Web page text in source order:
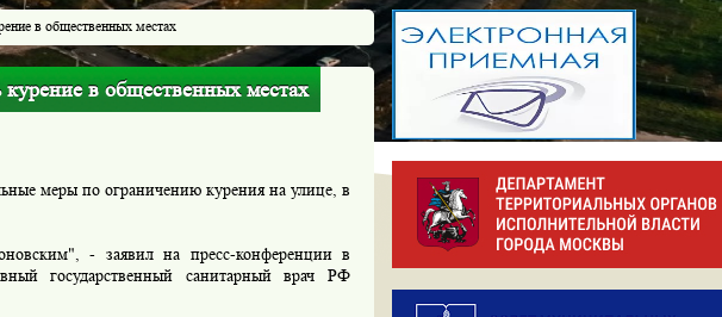
в общественных местах
в общественных местах
меры по ограничению курения на улице, в
- заявил на пресс-конференции в
государственный санитарный врач РФ